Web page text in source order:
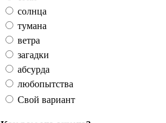
солнца
тумана
ветра
загадки
абсурда
любопытства
Свой вариант